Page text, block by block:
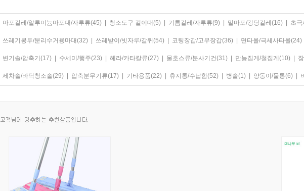
마포걸레/알루미늄마포대/자루류(45) 청소도구 걸이대 (5) 기름걸레/자루류(9) 밀마포/강당걸레 (16) 초
쓰레기봉투/분리수거용마대 (32) 쓰레받이/빗자루/갈퀴 (54) 코팅장갑/고무장갑(36) 면타올/극세사타올(24)
변기솔/압축기 (17) 수세미/행주(23) 헤라/카타칼류(27) 물호스류/분사기건(31) 만능집게/철집게 (10)
세차솔/바닥청소솔(29) 압축분무기류(17) 기타용품(22) 휴지통/수납함(52) 병솔(1) 양동이/물통(6)